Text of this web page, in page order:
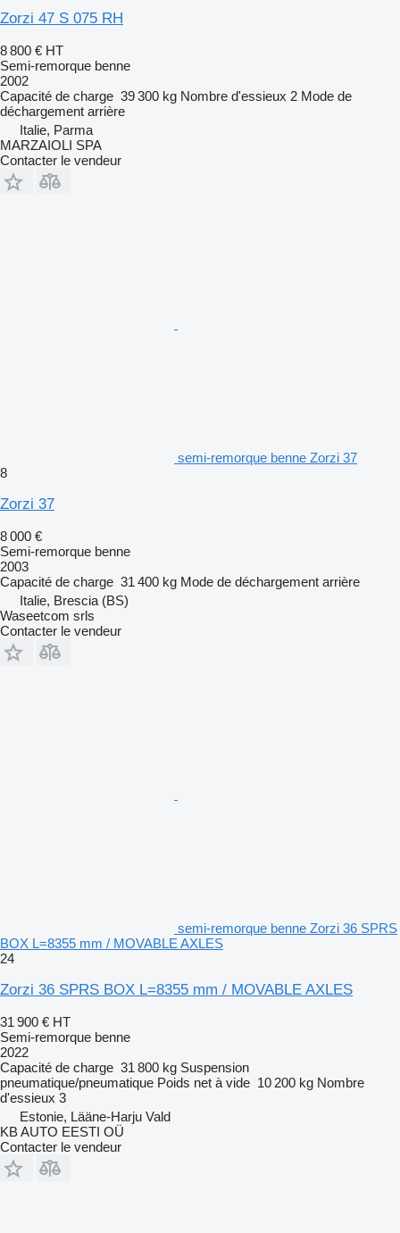
Zorzi 47 S 075 RH
8 800 € HT
Semi-remorque benne
2002
Capacité de charge 39 300 kg Nombre d'essieux 2 Mode de
déchargement arrière
Italie, Parma
MARZAIOLI SPA
Contacter le vendeur
semi-remorque benne Zorzi 37
8
Zorzi 37
8 000 €
Semi-remorque benne
2003
Capacité de charge 31 400 kg Mode de déchargement arrière
Italie, Brescia (BS)
Waseetcom srls
Contacter le vendeur
semi-remorque benne Zorzi 36 SPRS
BOX L=8355 mm / MOVABLE AXLES
24
Zorzi 36 SPRS BOX L=8355 mm / MOVABLE AXLES
31 900 € HT
Semi-remorque benne
2022
Capacité de charge 31 800 kg Suspension
pneumatique/pneumatique Poids net à vide 10 200 kg Nombre
d'essieux 3
Estonie, Lääne-Harju Vald
KB AUTO EESTI OÜ
Contacter le vendeur